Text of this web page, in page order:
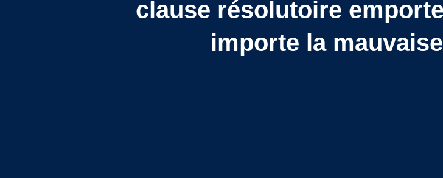
clause résolutoire
importe la